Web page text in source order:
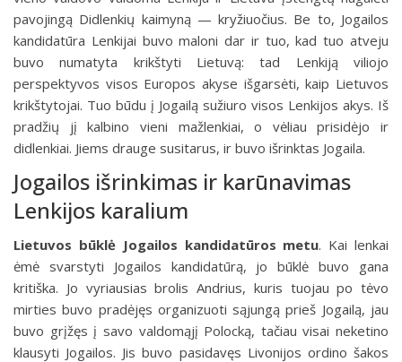
pavojingą Didlenkių kaimyną — kryžiuočius. Be to, Jogailos
kandidatūra Lenkijai buvo maloni dar ir tuo, kad tuo atveju
buvo numatyta krikštyti Lietuvą: tad Lenkiją viliojo
perspektyvos visos Europos akyse išgarsėti, kaip Lietuvos
krikštytojai. Tuo būdu į Jogailą sužiuro visos Lenkijos akys. Iš
pradžių jį kalbino vieni mažlenkiai, o vėliau prisidėjo ir
didlenkiai. Jiems drauge susitarus, ir buvo išrinktas Jogaila.
Jogailos išrinkimas ir karūnavimas
Lenkijos karalium
Lietuvos būklė Jogailos kandidatūros metu. Kai lenkai
ėmė svarstyti Jogailos kandidatūrą, jo būklė buvo gana
kritiška. Jo vyriausias brolis Andrius, kuris tuojau po tėvo
mirties buvo pradėjęs organizuoti sąjungą prieš Jogailą, jau
buvo grįžęs į savo valdomąjį Polocką, tačiau visai neketino
klausyti Jogailos. Jis buvo pasidavęs Livonijos ordino šakos